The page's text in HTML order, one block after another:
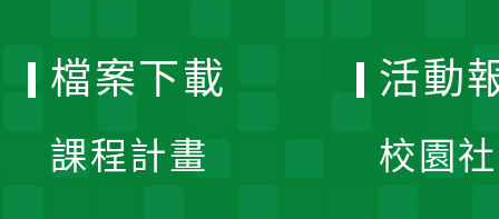
檔案下載
課程計畫
活動
校園